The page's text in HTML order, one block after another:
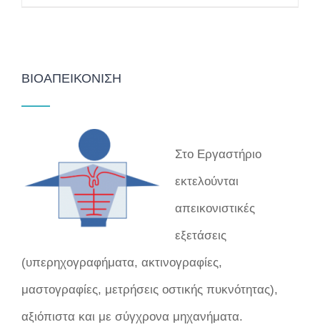
ΒΙΟΑΠΕΙΚΌΝΙΣΗ
Στο Εργαστήριο
εκτελούνται
απεικονιστικές
εξετάσεις
(υπερηχογραφήματα, ακτινογραφίες,
μαστογραφίες, μετρήσεις οστικής πυκνότητας),
αξιόπιστα και με σύγχρονα μηχανήματα.